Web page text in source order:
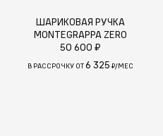
ШАРИКОВАЯ РУЧКА
MONTEGRAPPA ZERO
50 600 ₽
В РАССРОЧКУ ОТ6 325 ₽/МЕС